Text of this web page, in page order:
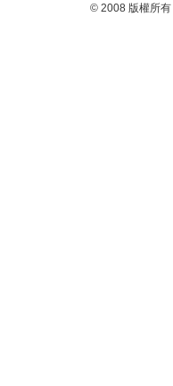
© 2008 版權所有